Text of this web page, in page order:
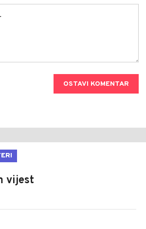
OSTAVI KOMENTAR
vijest